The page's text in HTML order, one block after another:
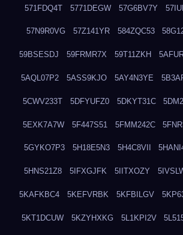
571FDQ4T 5771DEGW 57G6BV7Y
57N9R0VG 57Z141YR 584ZQC53
59BSESDJ 59FRMR7X 59T11ZKH
5AQL07P2 5ASS9KJO 5AY4N3YE
5CWV233T 5DFYUFZ0 5DKYT31C
5EXK7A7W 5F447S51 5FMM242C
5GYKO7P3 5H18E5N3 5H4C8VII
5HNS21Z8 5IFXGJFK 5IITXOZY
5KAFKBC4 5KEFVRBK 5KFBILGV
5KT1DCUW 5KZYHXKG 5L1KPI2V